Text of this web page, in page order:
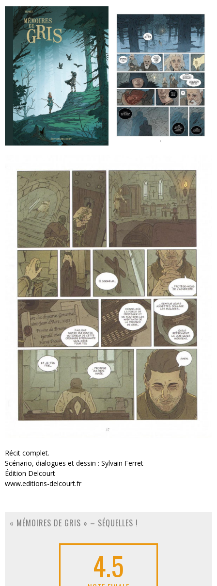
Récit complet.
Scénario, dialogues et dessin : Sylvain Ferret
Édition Delcourt
www.editions-delcourt.fr
« MÉMOIRES DE GRIS » – SÉQUELLES !
4.5